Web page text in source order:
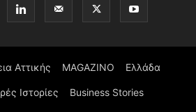
Αττικής MAGAZINO Ελλάδα
Ιστορίες Business Stories